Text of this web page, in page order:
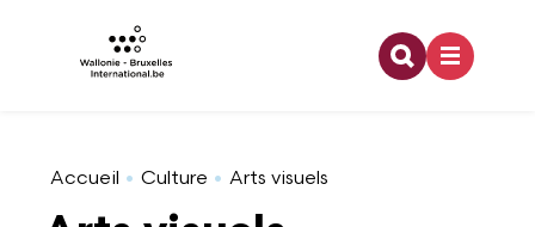
Skip to main content
Recherche
Accueil Culture Arts visuels
Coopération internationale
Architecture
Emploi
Bourses doctorales
Relations bilatérales
Organigramme